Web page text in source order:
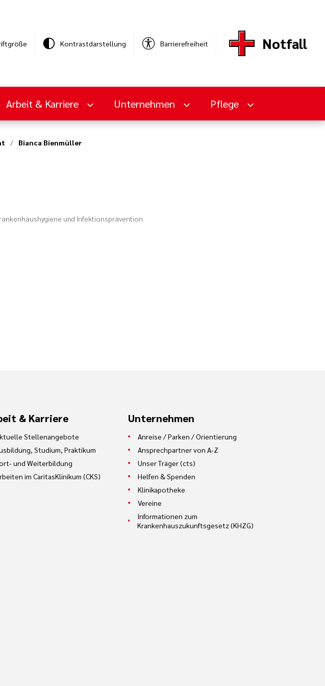
Kontrastdarstellung Barrierefreiheit Notfall
Arbeit & Karriere Unternehmen Pflege
Bianca Bienmüller
und Infektionsprävention
& Karriere
Stellenangebote
Studium, Praktikum
und Weiterbildung
im CaritasKlinikum (CKS)
Unternehmen
Anreise / Parken / Orientierung
Ansprechpartner von A-Z
Unser Träger (cts)
Helfen & Spenden
Klinikapotheke
Vereine
Informationen zum
Krankenhauszukunftsgesetz (KHZG)